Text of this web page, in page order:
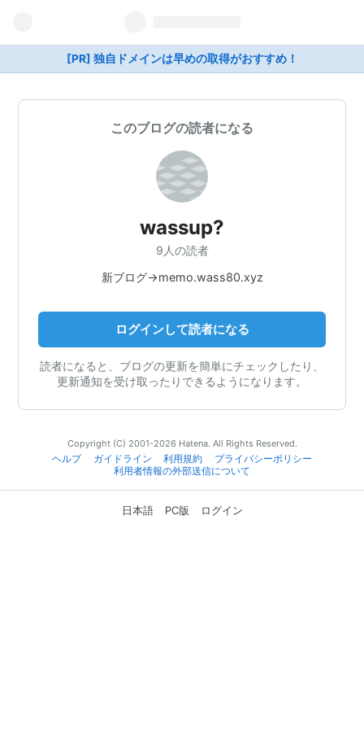
[PR] 独自ドメインは早めの取得がおすすめ！
このブログの読者になる
wassup?
9人の読者
新ブログ→memo.wass80.xyz
ログインして読者になる
読者になると、ブログの更新を簡単にチェックしたり、
更新通知を受け取ったりできるようになります。
Copyright (C) 2001-2026 Hatena. All Rights Reserved.
ヘルプ
ガイドライン 利用規約
プライバシーポリシー
利用者情報の外部送信について
日本語 PC版 ログイン